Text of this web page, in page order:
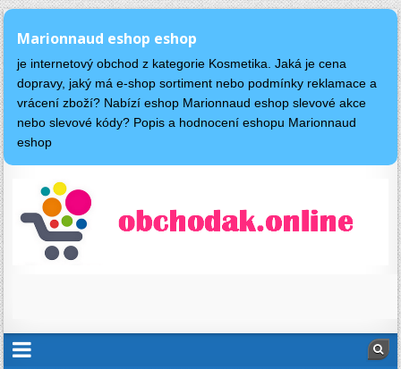
Marionnaud eshop eshop
je internetový obchod z kategorie Kosmetika. Jaká je cena
dopravy, jaký má e-shop sortiment nebo podmínky reklamace a
vrácení zboží? Nabízí eshop Marionnaud eshop slevové akce
nebo slevové kódy? Popis a hodnocení eshopu Marionnaud
eshop